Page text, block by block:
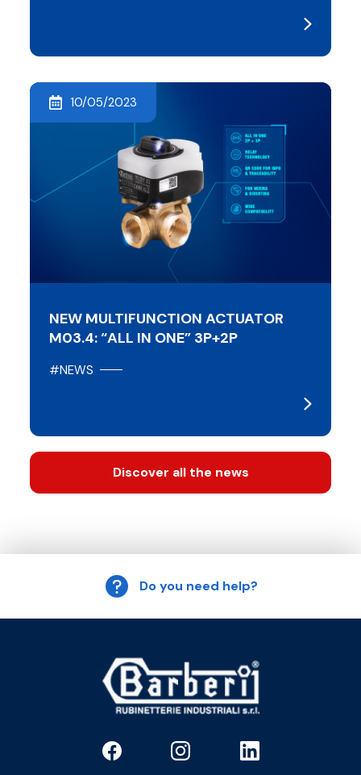
10/05/2023
NEW MULTIFUNCTION ACTUATOR
M03.4: “ALL IN ONE” 3P+2P
#NEWS
Discover all the news
Do you need help?